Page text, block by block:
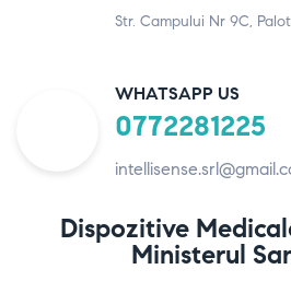
Str. Campului Nr 9C,
WHATSAPP US
0772281225
Dispozitive
Ministerul